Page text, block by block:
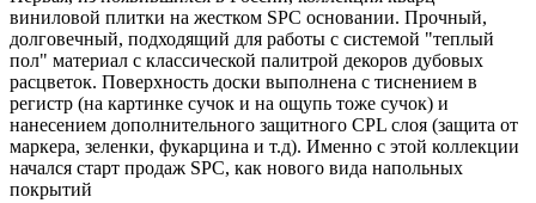
виниловой плитки на жестком SPC основании. Прочный,
долговечный, подходящий для работы с системой "теплый
пол" материал с классической палитрой декоров дубовых
расцветок. Поверхность доски выполнена с тиснением в
регистр (на картинке сучок и на ощупь тоже сучок) и
нанесением дополнительного защитного CPL слоя (защита от
маркера, зеленки, фукарцина и т.д). Именно с этой коллекции
начался старт продаж SPC, как нового вида напольных
покрытий